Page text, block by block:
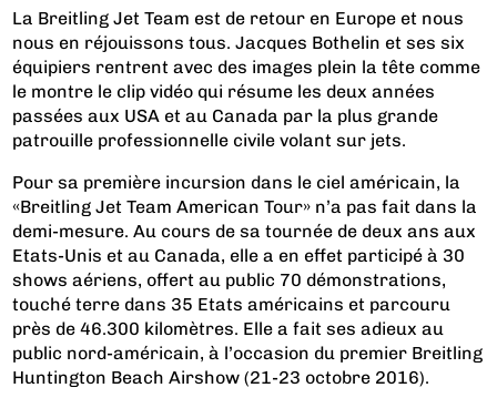
La Breitling Jet Team est de retour en Europe et nous
nous en réjouissons tous. Jacques Bothelin et ses six
équipiers rentrent avec des images plein la tête comme
le montre le clip vidéo qui résume les deux années
passées aux USA et au Canada par la plus grande
patrouille professionnelle civile volant sur jets.
Pour sa première incursion dans le ciel américain, la
«Breitling Jet Team American Tour» n’a pas fait dans la
demi-mesure. Au cours de sa tournée de deux ans aux
Etats-Unis et au Canada, elle a en effet participé à 30
shows aériens, offert au public 70 démonstrations,
touché terre dans 35 Etats américains et parcouru
près de 46.300 kilomètres. Elle a fait ses adieux au
public nord-américain, à l’occasion du premier Breitling
Huntington Beach Airshow (21-23 octobre 2016).